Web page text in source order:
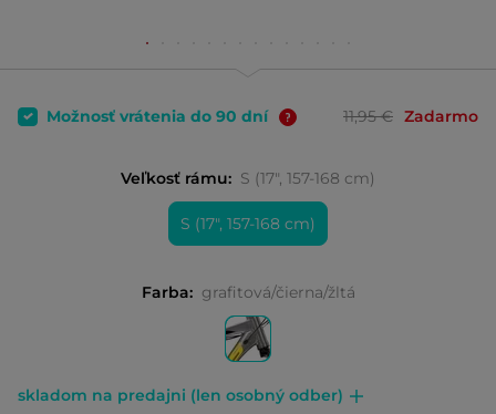
Možnosť vrátenia do 90 dní 11,95 € Zadarmo
Veľkosť rámu: S (17", 157-168 cm)
S (17", 157-168 cm)
Farba: grafitová/čierna/žltá
skladom na predajni (len osobný odber)